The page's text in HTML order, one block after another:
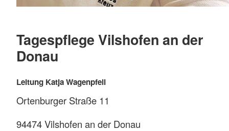
Tagespflege Vilshofen an der
Donau
Leitung Katja Wagenpfeil
Ortenburger Straße 11
94474 Vilshofen an der Donau